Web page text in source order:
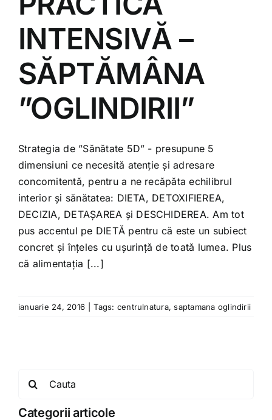
Shop
Tratamente naturale
Iubim fructele
INTENSIVĂ –
SĂPTĂMÂNA
”OGLINDIRII”
Strategia de ”Sănătate 5D” - presupune 5
dimensiuni ce necesită atenție și adresare
concomitentă, pentru a ne recăpăta echilibrul
interior și sănătatea: DIETA, DETOXIFIEREA,
DECIZIA, DETAȘAREA și DESCHIDEREA. Am tot
pus accentul pe DIETĂ pentru că este un subiect
concret și înțeles cu ușurință de toată lumea. Plus
că alimentația [...]
ianuarie 24, 2016 Tags: centrulnatura,saptamana oglindirii
Categorii articole